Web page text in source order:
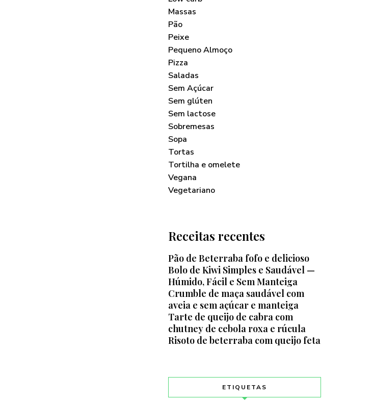
Massas
Pão
Peixe
Pequeno Almoço
Pizza
Saladas
Sem Açúcar
Sem glúten
Sem lactose
Sobremesas
Sopa
Tortas
Tortilha e omelete
Vegana
Vegetariano
Receitas recentes
Pão de Beterraba fofo e delicioso
Bolo de Kiwi Simples e Saudável —
Húmido, Fácil e Sem Manteiga
Crumble de maça saudável com
aveia e sem açúcar e manteiga
Tarte de queijo de cabra com
chutney de cebola roxa e rúcula
Risoto de beterraba com queijo feta
ETIQUETAS